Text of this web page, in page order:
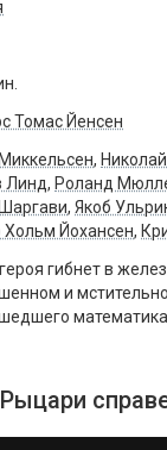
Томас Йенсен
,
Линд, Роланд
, Якоб
Хольм Йохансен,
гибнет в
и
математика